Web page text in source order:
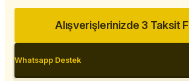
Alışverişlerinizde 3 Taksit
Whatsapp Destek